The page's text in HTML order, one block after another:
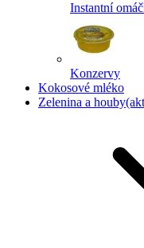
Instantní
Konzervy
Kokosové mléko
Zelenina a houby